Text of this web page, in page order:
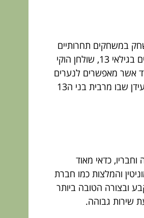
במשחקים תחרותיים
ומאתגרים. כך למשל, בין שולחנות המשחק הללו ניתן למצוא: כדורגל שולחן, המהווה את המשחק התחרותי האטרקטיבי ביותר כיום עבור נערים בגילאי 13, שולחן הוקי
אשר מאפשרים לנערים
להתנסות במשחק אשר הם אינם מכירים לרוב ועוד. כל השולחנות הללו מגיעים עם כל האביזרים הרלוונטיים לצורך המשחק בהם. אין ספק בעידן שבו מרבית בני ה13
כדאי מאוד
והמלצות כמו חברת
ובצורה הטובה ביותר
שירות גבוהה.